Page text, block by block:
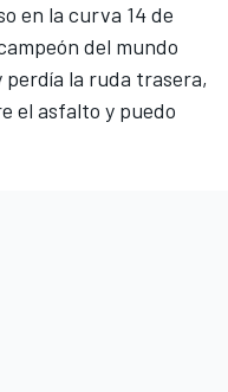
en la curva 14 de
del mundo
la ruda trasera,
el asfalto y puedo